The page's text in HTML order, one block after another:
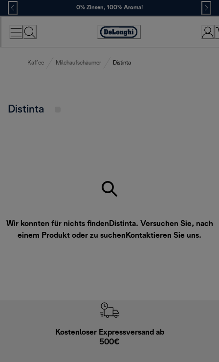
Skip
to
Content
0% Zinsen, 100% Aroma!
Erklärung
Zugänglichkeit
Kaffee Milchaufschäumer Distinta
Distinta
Wir konnten für nichts findenDistinta. Versuchen Sie, nach
einem Produkt oder zu suchen Kontaktieren Sie uns.
Kostenloser Expressversand ab
500€